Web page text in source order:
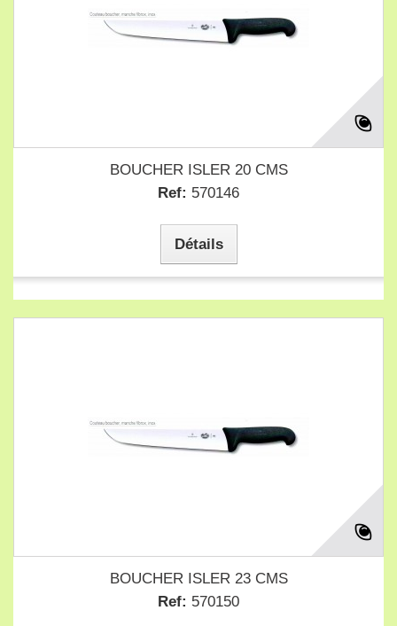
BOUCHER ISLER 20 CMS
Ref: 570146
Détails
BOUCHER ISLER 23 CMS
Ref: 570150